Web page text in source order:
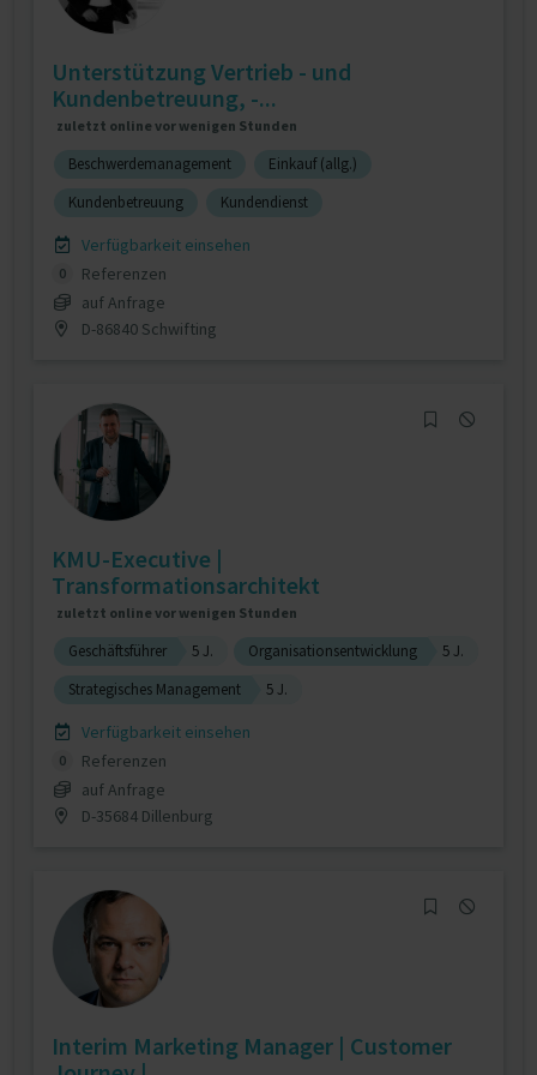
Unterstützung Vertrieb - und
Kundenbetreuung, -...
zuletzt online vor wenigen Stunden
Beschwerdemanagement
Einkauf (allg.)
Kundenbetreuung
Kundendienst
Verfügbarkeit einsehen
0
Referenzen
auf Anfrage
D-86840 Schwifting
KMU-Executive |
Transformationsarchitekt
zuletzt online vor wenigen Stunden
Geschäftsführer 5 J. Organisationsentwicklung
5 J.
Strategisches Management
5 J.
Verfügbarkeit einsehen
0
Referenzen
auf Anfrage
D-35684 Dillenburg
Interim Marketing Manager | Customer